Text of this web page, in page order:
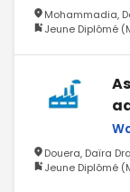
Mohammadia,
Jeune Diplômé
Douera, Daïra
Jeune Diplômé